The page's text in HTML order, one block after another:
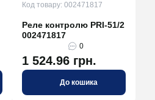
Код товару: 002471817
Реле контролю PRI-51/2
002471817
0
1 524.96 грн.
До кошика